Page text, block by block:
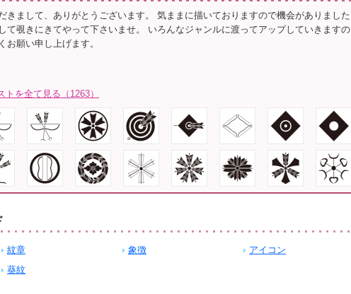
きまして、ありがとうございます。 気ままに描いておりますので機会がありました
て覗きにきてやって下さいませ。 いろんなジャンルに渡ってアップしていきますの
お願い申し上げます。
を全て見る（1263）
紋章 象徴
アイコン
葵紋